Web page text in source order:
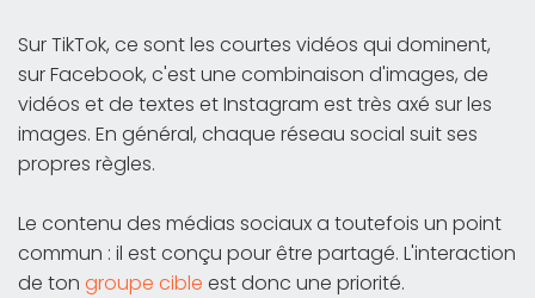
Sur TikTok, ce sont les courtes vidéos qui dominent,
sur Facebook, c'est une combinaison d'images, de
vidéos et de textes et Instagram est très axé sur les
images. En général, chaque réseau social suit ses
propres règles.
Le contenu des médias sociaux a toutefois un point
commun : il est conçu pour être partagé. L'interaction
de ton groupe cible est donc une priorité.